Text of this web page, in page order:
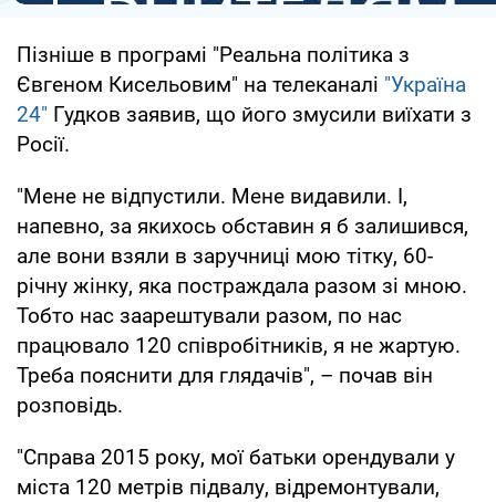
Пізніше в програмі "Реальна політика з
Євгеном Кисельовим" на телеканалі "Україна
24" Гудков заявив, що його змусили виїхати з
Росії.
"Мене не відпустили. Мене видавили. І,
напевно, за якихось обставин я б залишився,
але вони взяли в заручниці мою тітку, 60-
річну жінку, яка постраждала разом зі мною.
Тобто нас заарештували разом, по нас
працювало 120 співробітників, я не жартую.
Треба пояснити для глядачів", – почав він
розповідь.
"Справа 2015 року, мої батьки орендували у
міста 120 метрів підвалу, відремонтували,